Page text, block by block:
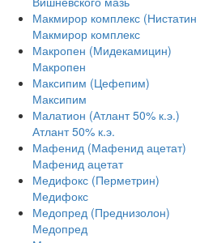
Макмирор комплекс
Макмирор комплекс
Макропен (Мидекамицин)
Макропен
Максипим (Цефепим)
Максипим
Малатион (Атлант 50% к.э.)
Атлант 50% к.э.
Мафенид (Мафенид ацетат)
Мафенид ацетат
Медифокс (Перметрин)
Медифокс
Медопред (Преднизолон)
Медопред